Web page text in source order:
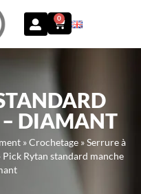
0
– DIAMANT
»Crochetage»Serrure à
Pick Rytan standard manche